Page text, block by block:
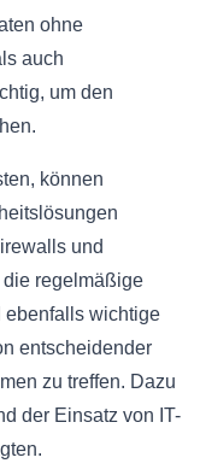
ohne
auch
um den
können
und
regelmäßige
ebenfalls wichtige
entscheidender
zu treffen. Dazu
der Einsatz von IT-